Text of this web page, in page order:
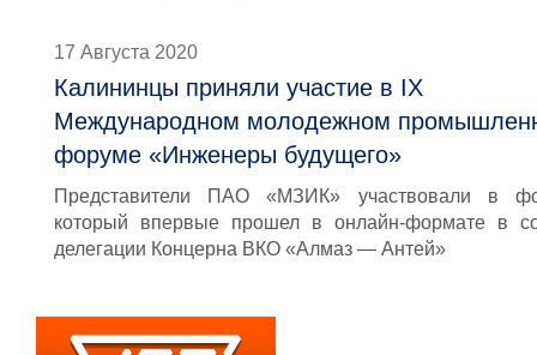
17 Августа 2020
Калининцы приняли участие в IX
Международном молодежном
форуме «Инженеры будущего»
Представители ПАО «МЗИК» участвовали в
который впервые прошел в онлайн-формате в
делегации Концерна ВКО «Алмаз — Антей»